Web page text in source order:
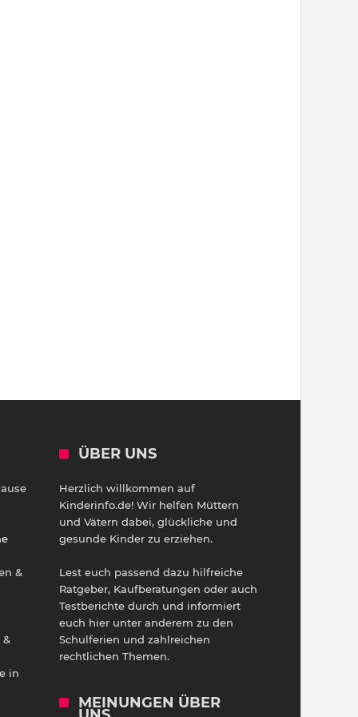
&
&
in
ÜBER UNS
Herzlich willkommen auf
Kinderinfo.de! Wir helfen Müttern
und Vätern dabei, glückliche und
gesunde Kinder zu erziehen.
Lest euch passend dazu hilfreiche
Ratgeber, Kaufberatungen oder auch
Testberichte durch und informiert
euch hier unter anderem zu den
Schulferien und zahlreichen
rechtlichen Themen.
MEINUNGEN ÜBER